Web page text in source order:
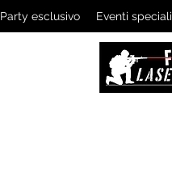
Party esclusivo Eventi speciali